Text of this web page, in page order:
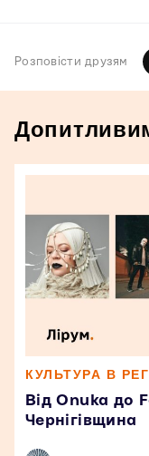
Розповiсти друзям
КУЛЬТУРА В
Від Onuka до
Чернігівщина